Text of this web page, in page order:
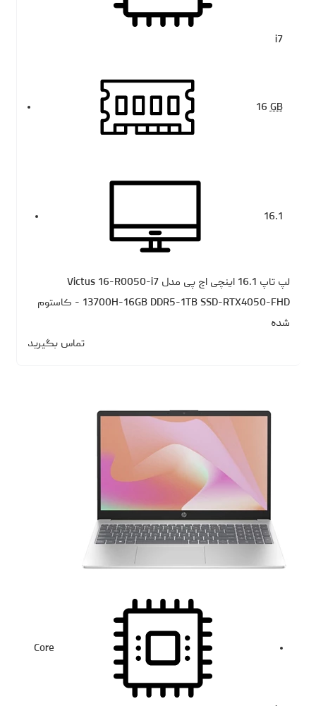
i7
16GB
16.1
لپ تاپ 16.1 اینچی اچ‌ پی مدل Victus 16-R0050-i7
13700H-16GB DDR5-1TB SSD-RTX4050-FHD - کاستوم
شده
تماس بگیرید
Core